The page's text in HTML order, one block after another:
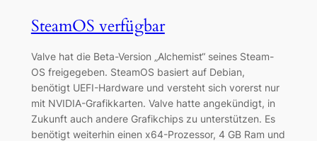
SteamOS verfügbar
Valve hat die Beta-Version „Alchemist“ seines Steam-
OS freigegeben. SteamOS basiert auf Debian,
benötigt UEFI-Hardware und versteht sich vorerst nur
mit NVIDIA-Grafikkarten. Valve hatte angekündigt, in
Zukunft auch andere Grafikchips zu unterstützen. Es
benötigt weiterhin einen x64-Prozessor, 4 GB Ram und